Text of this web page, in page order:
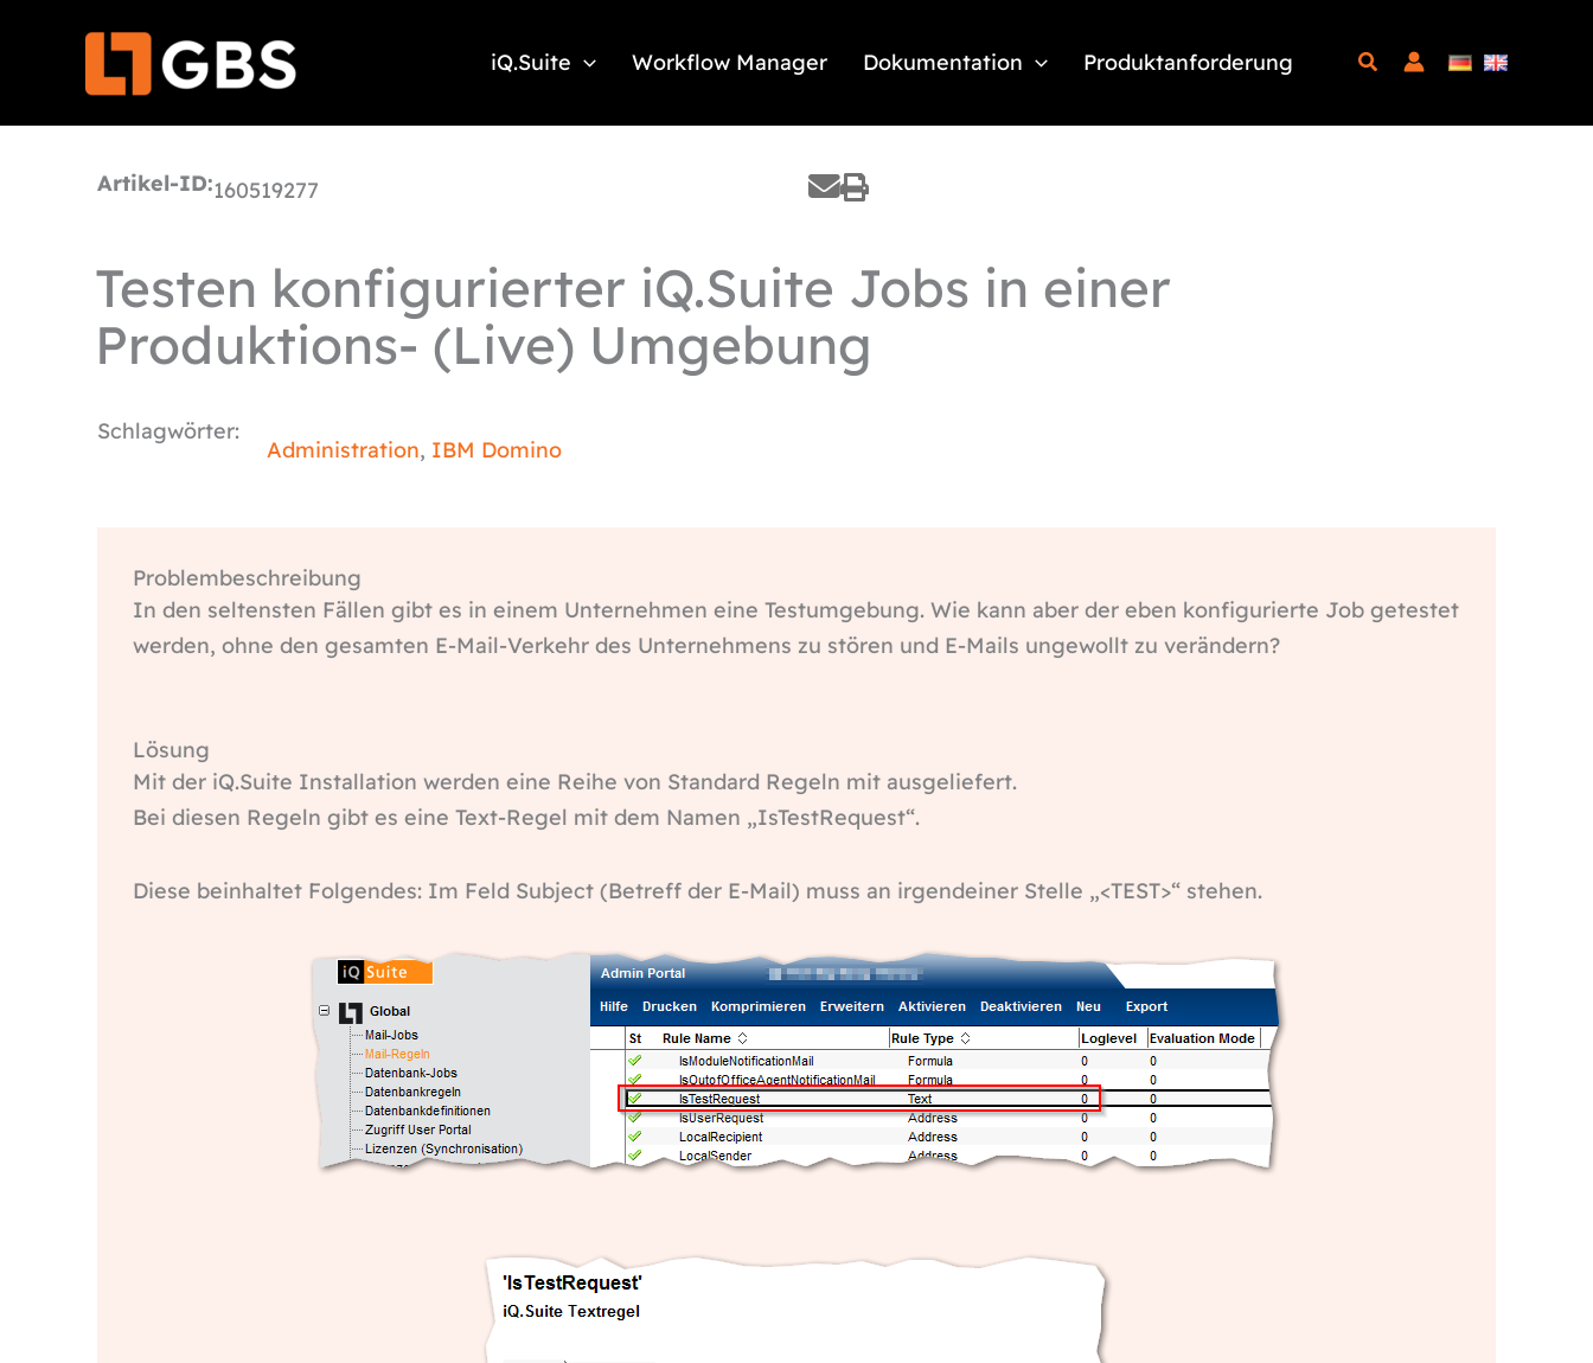
springen
iQ.Suite Workflow Manager Dokumentation Produktanforderung
Artikel-ID:160519277
Testen konfigurierter iQ.Suite Jobs in einer
Produktions- (Live) Umgebung
Schlagwörter:
Administration, IBM Domino
Problembeschreibung
In den seltensten Fällen gibt es in einem Unternehmen eine Testumgebung. Wie kann aber der eben konfigurierte Job getestet
werden, ohne den gesamten E-Mail-Verkehr des Unternehmens zu stören und E-Mails ungewollt zu verändern?
Lösung
Mit der iQ.Suite Installation werden eine Reihe von Standard Regeln mit ausgeliefert.
Bei diesen Regeln gibt es eine Text-Regel mit dem Namen „IsTestRequest“.
Diese beinhaltet Folgendes: Im Feld Subject (Betreff der E-Mail) muss an irgendeiner Stelle „<TEST>“ stehen.